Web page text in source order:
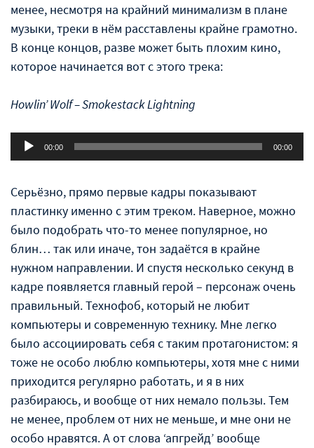
менее, несмотря на крайний минимализм в плане
музыки, треки в нём расставлены крайне грамотно.
В конце концов, разве может быть плохим кино,
которое начинается вот с этого трека:
Howlin’ Wolf – Smokestack Lightning
Аудиоплеер
00:00 00:00
Серьёзно, прямо первые кадры показывают
пластинку именно с этим треком. Наверное, можно
было подобрать что-то менее популярное, но
блин… так или иначе, тон задаётся в крайне
нужном направлении. И спустя несколько секунд в
кадре появляется главный герой – персонаж очень
правильный. Технофоб, который не любит
компьютеры и современную технику. Мне легко
было ассоциировать себя с таким протагонистом: я
тоже не особо люблю компьютеры, хотя мне с ними
приходится регулярно работать, и я в них
разбираюсь, и вообще от них немало пользы. Тем
не менее, проблем от них не меньше, и мне они не
особо нравятся. А от слова ‘апгрейд’ вообще